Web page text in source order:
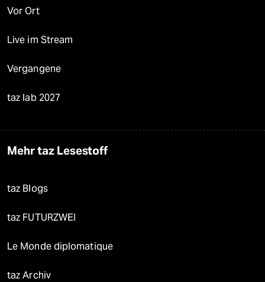
Vor Ort
Live im Stream
Vergangene
taz lab 2027
Mehr taz Lesestoff
taz Blogs
taz FUTURZWEI
Le Monde diplomatique
taz Archiv